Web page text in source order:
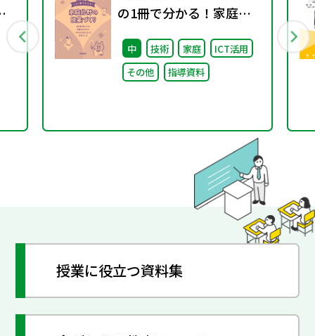
の1冊で分かる！家庭分
野の授業づくり 個別最
適な学びと協働的な学び
の一体的な充実に向けた
中 技術 家庭
ICT活用
その他
指導資料
授業に役立つ資料集